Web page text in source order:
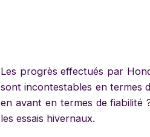
Les progrès effectués par
sont incontestables en termes
en avant en termes de fiabilité
les essais hivernaux.